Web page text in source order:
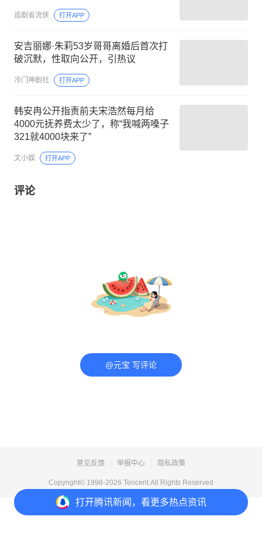
打开腾讯新闻，看更多热点资讯
追剧省流侠 打开APP
安吉丽娜·朱莉53岁哥哥离婚后首次打
破沉默，性取向公开，引热议
冷门神剧社 打开APP
韩安冉公开指责前夫宋浩然每月给
4000元抚养费太少了，称“我喊两嗓子
321就4000块来了”
文小娱 打开APP
评论
@元宝 写评论
意见反馈 举报中心 隐私政策
Copyright© 1998-2026 Tencent.All Rights Reserved